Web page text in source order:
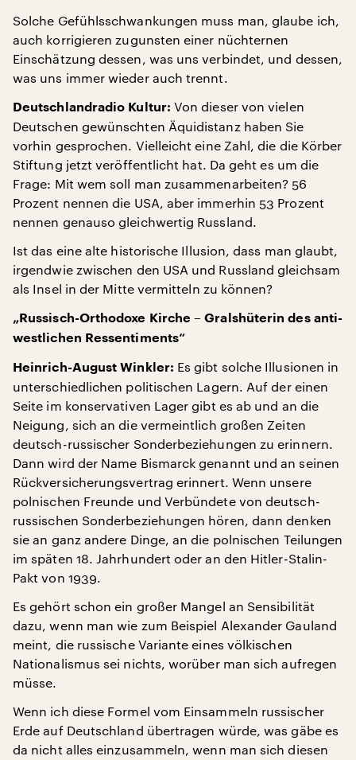
Solche Gefühlsschwankungen muss man, glaube ich,
auch korrigieren zugunsten einer nüchternen
Einschätzung dessen, was uns verbindet, und dessen,
was uns immer wieder auch trennt.
Deutschlandradio Kultur: Von dieser von vielen
Deutschen gewünschten Äquidistanz haben Sie
vorhin gesprochen. Vielleicht eine Zahl, die die Körber
Stiftung jetzt veröffentlicht hat. Da geht es um die
Frage: Mit wem soll man zusammenarbeiten? 56
Prozent nennen die USA, aber immerhin 53 Prozent
nennen genauso gleichwertig Russland.
Ist das eine alte historische Illusion, dass man glaubt,
irgendwie zwischen den USA und Russland gleichsam
als Insel in der Mitte vermitteln zu können?
„Russisch-Orthodoxe Kirche – Gralshüterin des anti-
westlichen Ressentiments“
Heinrich-August Winkler: Es gibt solche Illusionen in
unterschiedlichen politischen Lagern. Auf der einen
Seite im konservativen Lager gibt es ab und an die
Neigung, sich an die vermeintlich großen Zeiten
deutsch-russischer Sonderbeziehungen zu erinnern.
Dann wird der Name Bismarck genannt und an seinen
Rückversicherungsvertrag erinnert. Wenn unsere
polnischen Freunde und Verbündete von deutsch-
russischen Sonderbeziehungen hören, dann denken
sie an ganz andere Dinge, an die polnischen Teilungen
im späten 18. Jahrhundert oder an den Hitler-Stalin-
Pakt von 1939.
Es gehört schon ein großer Mangel an Sensibilität
dazu, wenn man wie zum Beispiel Alexander Gauland
meint, die russische Variante eines völkischen
Nationalismus sei nichts, worüber man sich aufregen
müsse.
Wenn ich diese Formel vom Einsammeln russischer
Erde auf Deutschland übertragen würde, was gäbe es
da nicht alles einzusammeln, wenn man sich diesen